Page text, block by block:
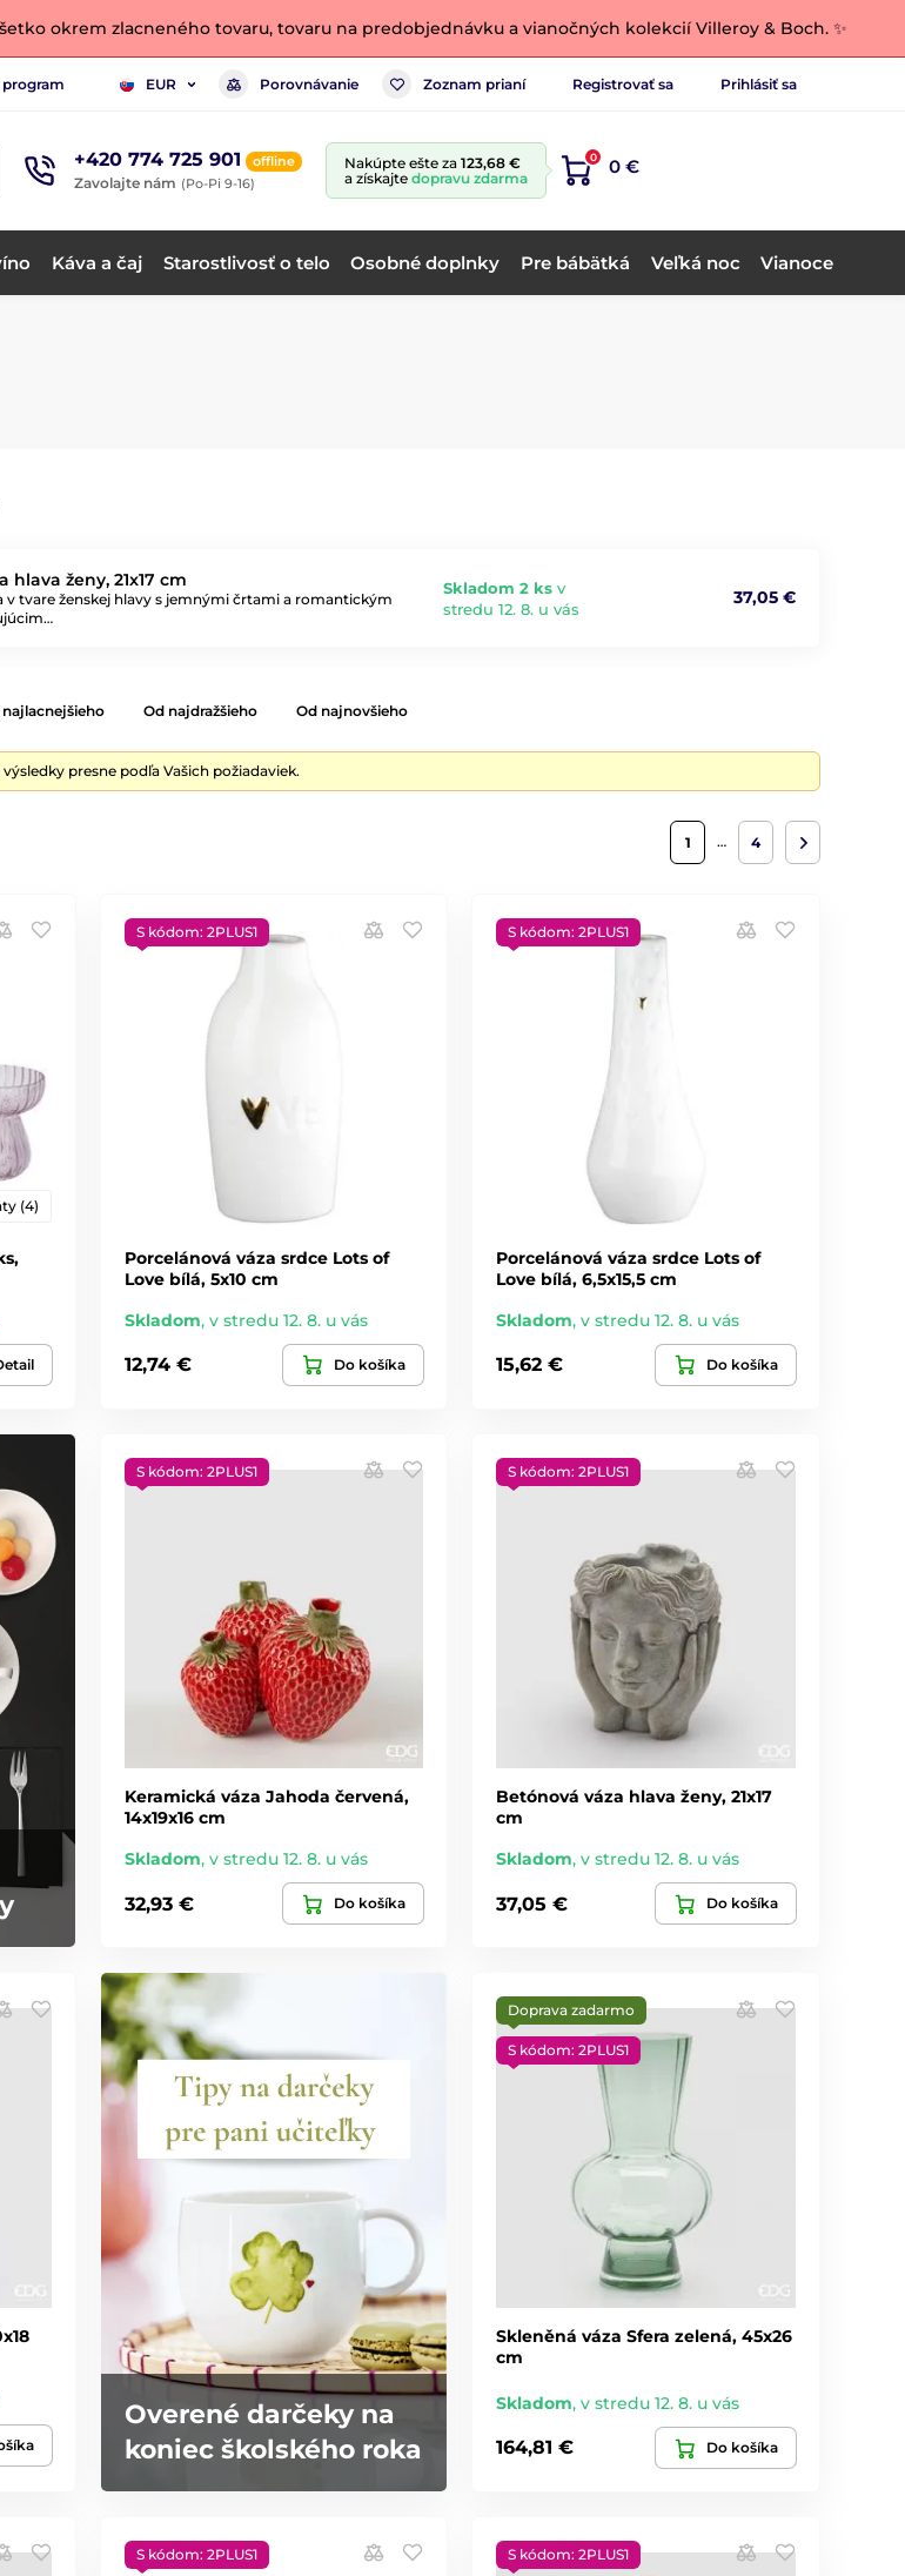
okrem zlacneného tovaru, tovaru na predobjednávku a vianočných kolekcií Villeroy & Boch. ✨
EUR Porovnávanie Zoznam prianí Registrovať sa Prihlásiť sa
+420 774 725 901 offline
Zavolajte nám (Po-Pi 9-16)
Nakúpte ešte za 123,68 €
a získajte dopravu zdarma
0 0 €
Káva a čaj Starostlivosť o telo Osobné doplnky Pre bábätká Veľká noc Vianoce
hlava ženy, 21x17 cm
v tvare ženskej hlavy s jemnými črtami a romantickým
Skladom 2 ks v
stredu 12. 8. u vás
37,05 €
najlacnejšieho Od najdražšieho Od najnovšieho
presne podľa Vašich požiadaviek.
1 … 4
(4)
S kódom: 2PLUS1
Porcelánová váza srdce Lots of
Love bílá, 5x10 cm
Skladom, v stredu 12. 8. u vás
12,74 € Do košíka
S kódom: 2PLUS1
Porcelánová váza srdce Lots of
Love bílá, 6,5x15,5 cm
Skladom,v stredu 12. 8. u vás
15,62 € Do košíka
S kódom: 2PLUS1
Keramická váza Jahoda červená,
14x19x16 cm
Skladom, v stredu 12. 8. u vás
32,93 € Do košíka
S kódom: 2PLUS1
Betónová váza hlava ženy, 21x17
cm
Skladom,v stredu 12. 8. u vás
37,05 € Do košíka
Overené darčeky na
koniec školského roka
Doprava zadarmo
S kódom: 2PLUS1
Skleněná váza Sfera zelená, 45x26
cm
Skladom,v stredu 12. 8. u vás
164,81 € Do košíka
S kódom: 2PLUS1 S kódom: 2PLUS1